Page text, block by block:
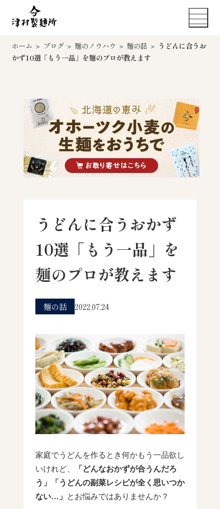
ホーム ＞ ブログ ＞ 麺のノウハウ ＞ 麺の話 ＞ うどんに合うお
かず10選「もう一品」を麺のプロが教えます
うどんに合うおかず
10選「もう一品」を
麺のプロが教えます
麺の話 2022.07.24
家庭でうどんを作るとき何かもう一品欲し
いけれど、
「どんなおかずが合うんだろ
う」「うどんの副菜レシピが全く思いつか
ない…」
とお悩みではありませんか？